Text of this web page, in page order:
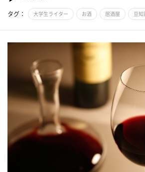
タグ： 大学生ライター お酒 居酒屋 豆知